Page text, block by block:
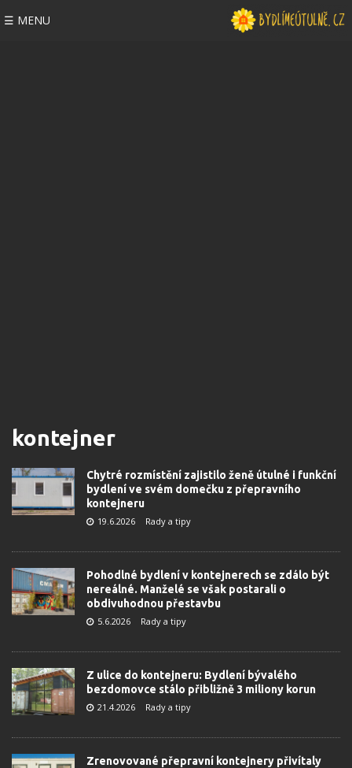
☰ MENU
kontejner
Chytré rozmístění zajistilo ženě útulné i funkční
bydlení ve svém domečku z přepravního
kontejneru
19.6.2026 Rady a tipy
Pohodlné bydlení v kontejnerech se zdálo být
nereálné. Manželé se však postarali o
obdivuhodnou přestavbu
5.6.2026 Rady a tipy
Z ulice do kontejneru: Bydlení bývalého
bezdomovce stálo přibližně 3 miliony korun
21.4.2026 Rady a tipy
Zrenovované přepravní kontejnery přivítaly